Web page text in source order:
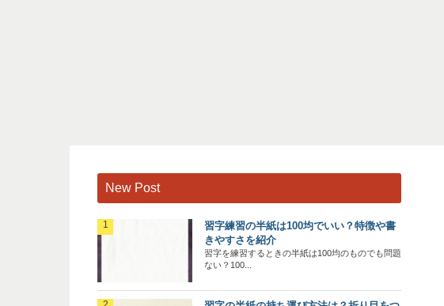
New Post
習字練習の半紙は100均でいい？特徴や書
きやすさを紹介
習字を練習するときの半紙は100均のものでも問題
ない？100...